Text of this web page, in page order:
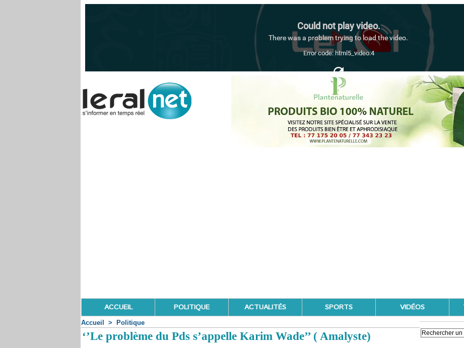
ACCUEIL POLITIQUE ACTUALITÉS SPORTS VIDÉOS
Accueil > Politique
‘’Le problème du Pds s’appelle Karim Wade’’ ( Amalyste)